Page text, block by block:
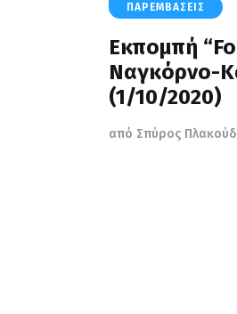
ΠΑΡΕΜΒΆΣΕΙΣ
Εκπομπή
Ναγκόρνο-
(1/10/2020)
από Σπύρος